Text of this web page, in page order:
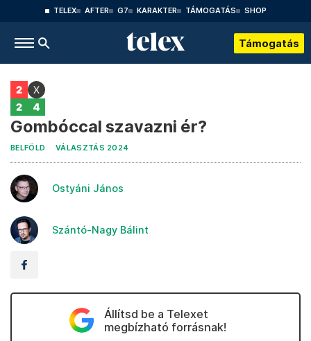
TELEX AFTER G7 KARAKTER TÁMOGATÁS SHOP
Támogatás
Gombóccal szavazni ér?
BELFÖLD VÁLASZTÁS 2024
Ostyáni János
Szántó-Nagy Bálint
Állítsd be a Telexet
megbízható forrásnak!